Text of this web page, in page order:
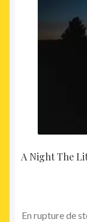
A Night The
En rupture de